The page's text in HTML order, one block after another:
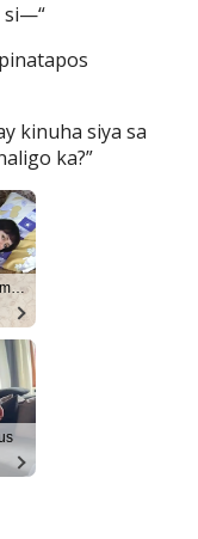
si—“
kinuha siya sa
ka?”